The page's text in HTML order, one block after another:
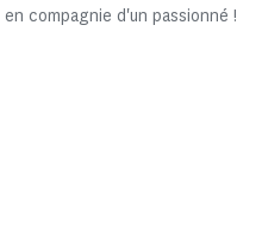
compagnie d'un passionné !